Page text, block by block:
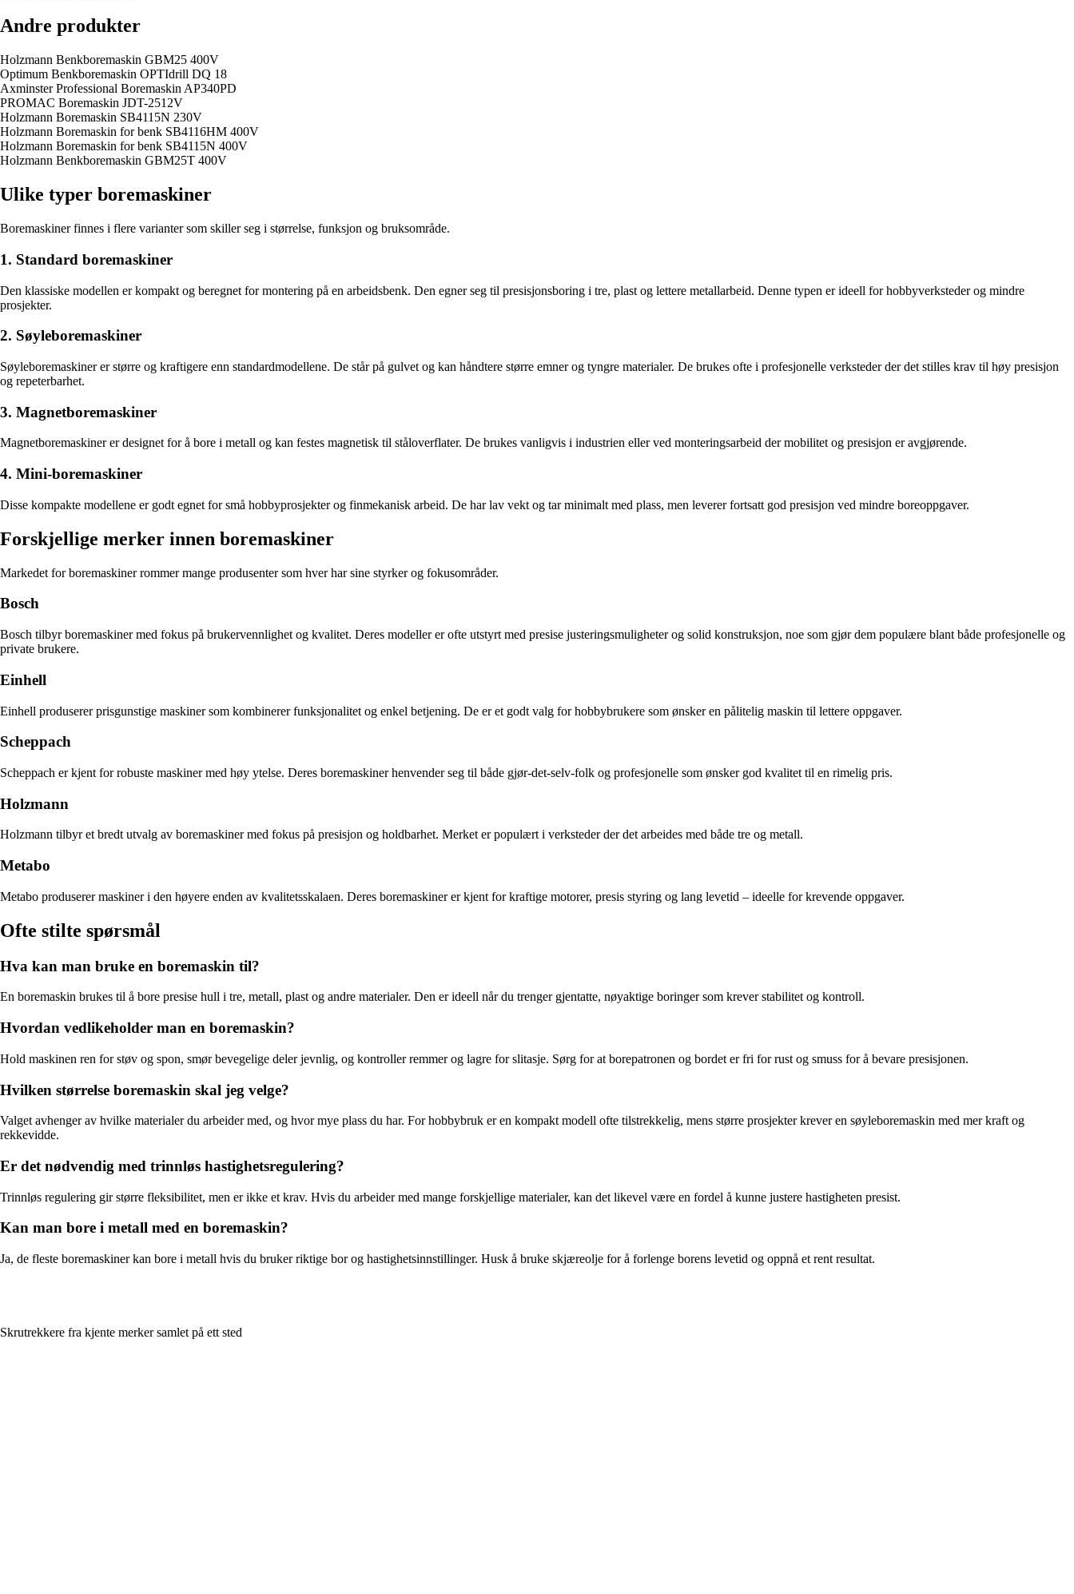
Andre produkter
Holzmann Benkboremaskin GBM25 400V
Optimum Benkboremaskin OPTIdrill DQ 18
Axminster Professional Boremaskin AP340PD
PROMAC Boremaskin JDT-2512V
Holzmann Boremaskin SB4115N 230V
Holzmann Boremaskin for benk SB4116HM 400V
Holzmann Boremaskin for benk SB4115N 400V
Holzmann Benkboremaskin GBM25T 400V
Ulike typer boremaskiner
Boremaskiner finnes i flere varianter som skiller seg i størrelse, funksjon og bruksområde.
1. Standard boremaskiner
Den klassiske modellen er kompakt og beregnet for montering på en arbeidsbenk. Den egner seg til presisjonsboring i tre, plast og lettere metallarbeid. Denne typen er ideell for hobbyverksteder og mindre
prosjekter.
2. Søyleboremaskiner
Søyleboremaskiner er større og kraftigere enn standardmodellene. De står på gulvet og kan håndtere større emner og tyngre materialer. De brukes ofte i profesjonelle verksteder der det stilles krav til høy presisjon
og repeterbarhet.
3. Magnetboremaskiner
Magnetboremaskiner er designet for å bore i metall og kan festes magnetisk til ståloverflater. De brukes vanligvis i industrien eller ved monteringsarbeid der mobilitet og presisjon er avgjørende.
4. Mini-boremaskiner
Disse kompakte modellene er godt egnet for små hobbyprosjekter og finmekanisk arbeid. De har lav vekt og tar minimalt med plass, men leverer fortsatt god presisjon ved mindre boreoppgaver.
Forskjellige merker innen boremaskiner
Markedet for boremaskiner rommer mange produsenter som hver har sine styrker og fokusområder.
Bosch
Bosch tilbyr boremaskiner med fokus på brukervennlighet og kvalitet. Deres modeller er ofte utstyrt med presise justeringsmuligheter og solid konstruksjon, noe som gjør dem populære blant både profesjonelle og
private brukere.
Einhell
Einhell produserer prisgunstige maskiner som kombinerer funksjonalitet og enkel betjening. De er et godt valg for hobbybrukere som ønsker en pålitelig maskin til lettere oppgaver.
Scheppach
Scheppach er kjent for robuste maskiner med høy ytelse. Deres boremaskiner henvender seg til både gjør-det-selv-folk og profesjonelle som ønsker god kvalitet til en rimelig pris.
Holzmann
Holzmann tilbyr et bredt utvalg av boremaskiner med fokus på presisjon og holdbarhet. Merket er populært i verksteder der det arbeides med både tre og metall.
Metabo
Metabo produserer maskiner i den høyere enden av kvalitetsskalaen. Deres boremaskiner er kjent for kraftige motorer, presis styring og lang levetid – ideelle for krevende oppgaver.
Ofte stilte spørsmål
Hva kan man bruke en boremaskin til?
En boremaskin brukes til å bore presise hull i tre, metall, plast og andre materialer. Den er ideell når du trenger gjentatte, nøyaktige boringer som krever stabilitet og kontroll.
Hvordan vedlikeholder man en boremaskin?
Hold maskinen ren for støv og spon, smør bevegelige deler jevnlig, og kontroller remmer og lagre for slitasje. Sørg for at borepatronen og bordet er fri for rust og smuss for å bevare presisjonen.
Hvilken størrelse boremaskin skal jeg velge?
Valget avhenger av hvilke materialer du arbeider med, og hvor mye plass du har. For hobbybruk er en kompakt modell ofte tilstrekkelig, mens større prosjekter krever en søyleboremaskin med mer kraft og
rekkevidde.
Er det nødvendig med trinnløs hastighetsregulering?
Trinnløs regulering gir større fleksibilitet, men er ikke et krav. Hvis du arbeider med mange forskjellige materialer, kan det likevel være en fordel å kunne justere hastigheten presist.
Kan man bore i metall med en boremaskin?
Ja, de fleste boremaskiner kan bore i metall hvis du bruker riktige bor og hastighetsinnstillinger. Husk å bruke skjæreolje for å forlenge borens levetid og oppnå et rent resultat.
Skrutrekkere fra kjente merker samlet på ett sted